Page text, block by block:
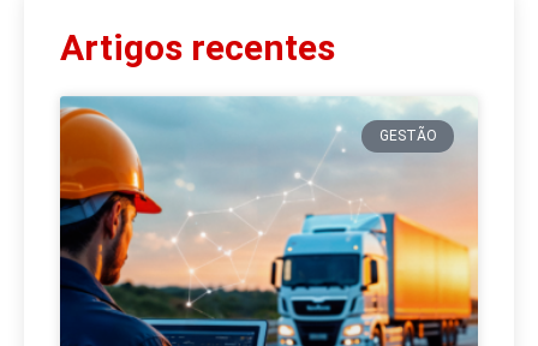
Artigos recentes
GESTÃO